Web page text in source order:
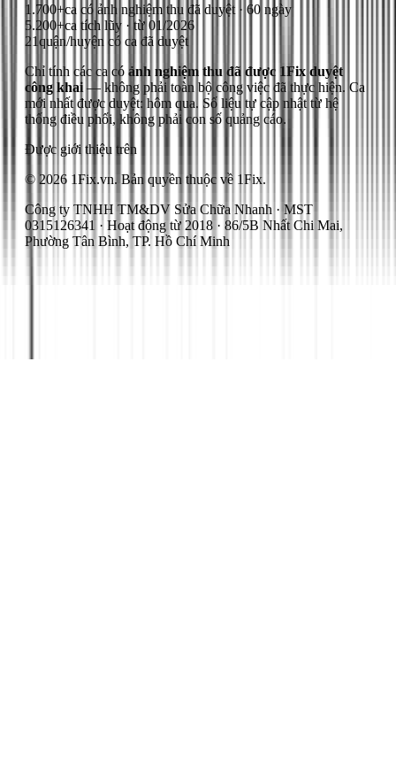
1.700+ca có ảnh nghiệm thu đã duyệt · 60 ngày
5.200+ca tích lũy · từ 01/2026
21quận/huyện có ca đã duyệt
Chỉ tính các ca có ảnh nghiệm thu đã được 1Fix duyệt
công khai — không phải toàn bộ công việc đã thực hiện. Ca
mới nhất được duyệt: hôm qua. Số liệu tự cập nhật từ hệ
thống điều phối, không phải con số quảng cáo.
Được giới thiệu trên
© 2026 1Fix.vn. Bản quyền thuộc về 1Fix.
Công ty TNHH TM&DV Sửa Chữa Nhanh · MST
0315126341 · Hoạt động từ 2018 · 86/5B Nhất Chi Mai,
Phường Tân Bình, TP. Hồ Chí Minh